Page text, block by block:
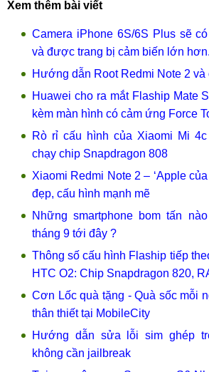
Xem thêm bài viết
Camera iPhone 6S/6S Plus sẽ
và được trang bị cảm biến lớn hơn.
Hướng dẫn Root Redmi Note 2 và
Huawei cho ra mắt Flaship Mate
kèm màn hình có cảm ứng Force
Rò rỉ cấu hình của Xiaomi Mi
chạy chip Snapdragon 808
Xiaomi Redmi Note 2 – ‘Apple
đẹp, cấu hình mạnh mẽ
Những smartphone bom tấn
tháng 9 tới đây ?
Thông số cấu hình Flaship tiếp
HTC O2: Chip Snapdragon 820,
Cơn Lốc quà tặng - Quà sốc mỗi
thân thiết tại MobileCity
Hướng dẫn sửa lỗi sim ghép
không cần jailbreak